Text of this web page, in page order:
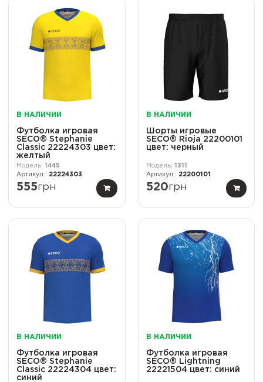
В НАЛИЧИИ
Футболка игровая
SECO® Stephanie
Classic 22224303 цвет:
желтый
1445
22224303
555грн
В НАЛИЧИИ
Шорты игровые
SECO® Rioja 22200101
цвет: черный
1311
22200101
520грн
В НАЛИЧИИ
Футболка игровая
SECO® Stephanie
Classic 22224304 цвет:
синий
В НАЛИЧИИ
Футболка игровая
SECO® Lightning
22221504 цвет: синий